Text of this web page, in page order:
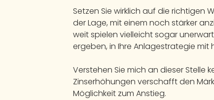
Setzen Sie wirklich auf die richtigen
der Lage, mit einem noch stärker
weit spielen vielleicht sogar
ergeben, in Ihre Anlagestrategie mit
Verstehen Sie mich an dieser Stelle
Zinserhöhungen verschafft den
Möglichkeit zum Anstieg.